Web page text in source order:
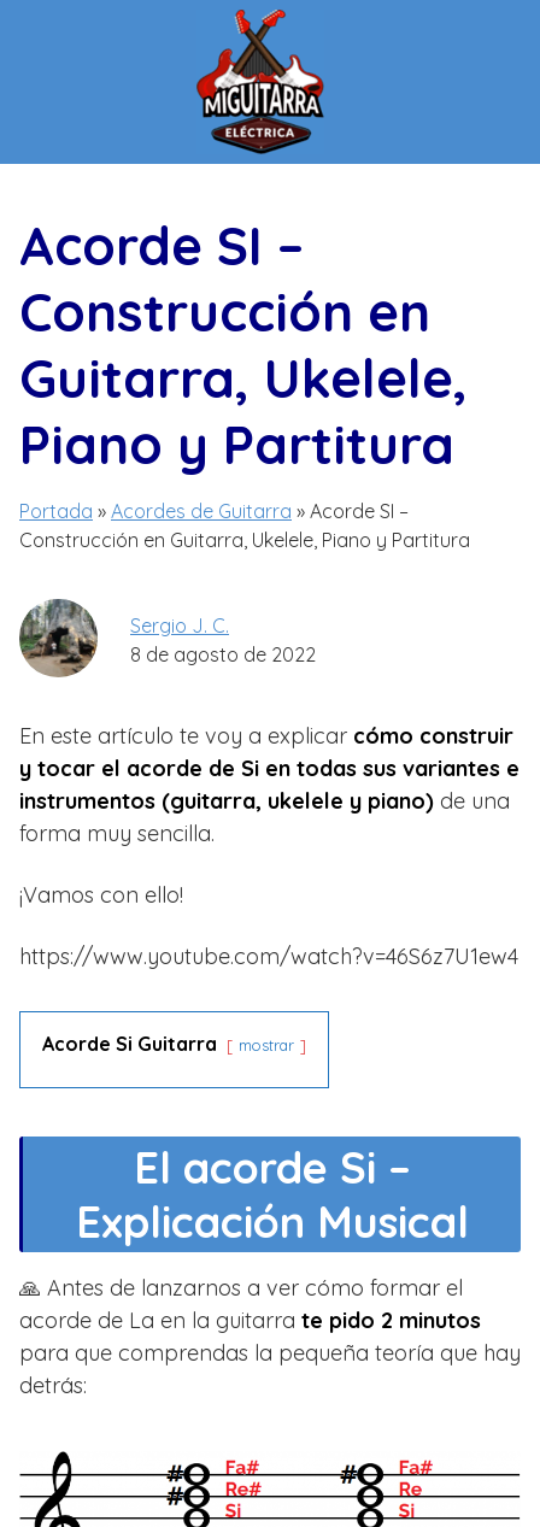
Acorde SI –
Construcción en
Guitarra, Ukelele,
Piano y Partitura
Portada » Acordes de Guitarra » Acorde SI –
Construcción en Guitarra, Ukelele, Piano y Partitura
Sergio J. C.
8 de agosto de 2022
En este artículo te voy a explicar cómo construir
y tocar el acorde de Si en todas sus variantes e
instrumentos (guitarra, ukelele y piano) de una
forma muy sencilla.
¡Vamos con ello!
https://www.youtube.com/watch?v=46S6z7U1ew4
Acorde Si Guitarra mostrar
El acorde Si –
Explicación Musical
🙏 Antes de lanzarnos a ver cómo formar el
acorde de La en la guitarra te pido 2 minutos
para que comprendas la pequeña teoría que hay
detrás: